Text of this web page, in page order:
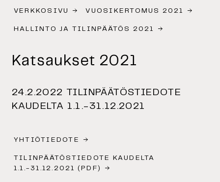
VERKKOSIVU VUOSIKERTOMUS 2021
HALLINTO JA TILINPÄÄTÖS 2021
Katsaukset 2021
24.2.2022 TILINPÄÄTÖSTIEDOTE
KAUDELTA 1.1.-31.12.2021
YHTIÖTIEDOTE
TILINPÄÄTÖSTIEDOTE KAUDELTA
1.1.-31.12.2021 (PDF)